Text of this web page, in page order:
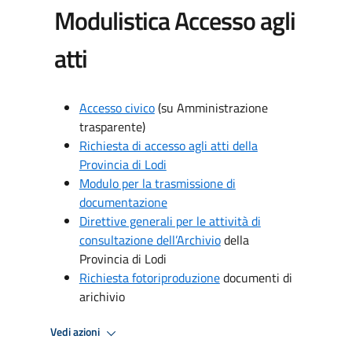
Modulistica Accesso agli
atti
Accesso civico(su Amministrazione
trasparente)
Richiesta di accesso agli atti della
Provincia di Lodi
Modulo per la trasmissione di
documentazione
Direttive generali per le attività di
consultazione dell’Archiviodella
Provincia di Lodi
Richiesta fotoriproduzionedocumenti di
arichivio
Vedi azioni